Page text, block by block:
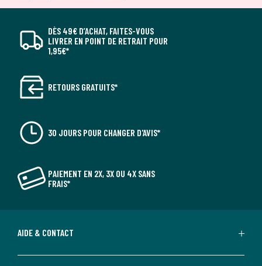
DÈS 49€ D’ACHAT, FAITES-VOUS
LIVRER EN POINT DE RETRAIT POUR
1,95€*
RETOURS GRATUITS*
30 JOURS POUR CHANGER D'AVIS*
PAIEMENT EN 2X, 3X OU 4X SANS
FRAIS*
AIDE & CONTACT